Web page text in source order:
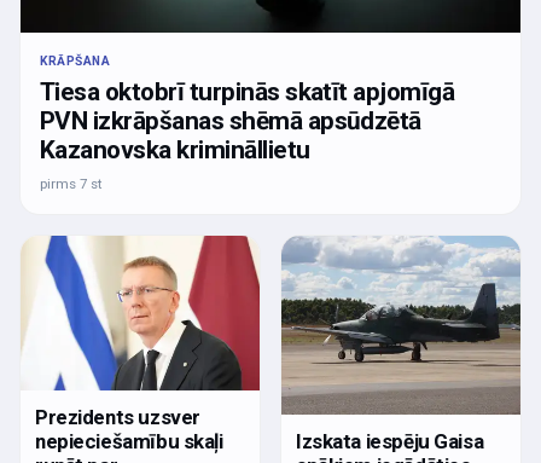
KRĀPŠANA
Tiesa oktobrī turpinās skatīt apjomīgā
PVN izkrāpšanas shēmā apsūdzētā
Kazanovska krimināllietu
pirms 7 st
Prezidents uzsver
nepieciešamību skaļi
Izskata iespēju Gaisa